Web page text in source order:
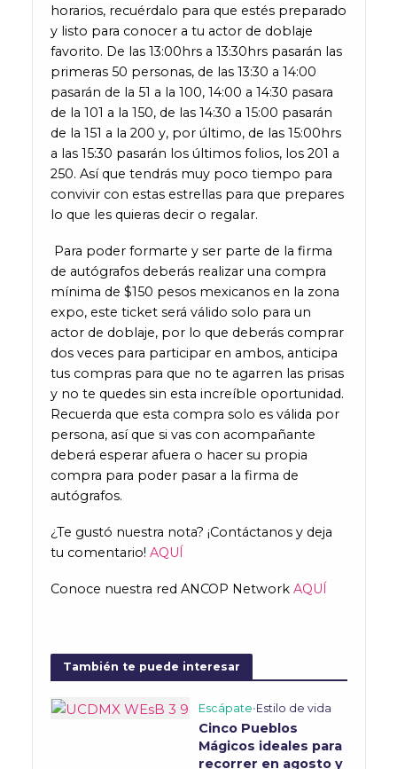
horarios, recuérdalo para que estés preparado
y listo para conocer a tu actor de doblaje
favorito. De las 13:00hrs a 13:30hrs pasarán las
primeras 50 personas, de las 13:30 a 14:00
pasarán de la 51 a la 100, 14:00 a 14:30 pasara
de la 101 a la 150, de las 14:30 a 15:00 pasarán
de la 151 a la 200 y, por último, de las 15:00hrs
a las 15:30 pasarán los últimos folios, los 201 a
250. Así que tendrás muy poco tiempo para
convivir con estas estrellas para que prepares
lo que les quieras decir o regalar.
Para poder formarte y ser parte de la firma
de autógrafos deberás realizar una compra
mínima de $150 pesos mexicanos en la zona
expo, este ticket será válido solo para un
actor de doblaje, por lo que deberás comprar
dos veces para participar en ambos, anticipa
tus compras para que no te agarren las prisas
y no te quedes sin esta increíble oportunidad.
Recuerda que esta compra solo es válida por
persona, así que si vas con acompañante
deberá esperar afuera o hacer su propia
compra para poder pasar a la firma de
autógrafos.
¿Te gustó nuestra nota? ¡Contáctanos y deja
tu comentario! AQUÍ
Conoce nuestra red ANCOP Network AQUÍ
También te puede interesar
Escápate•Estilo de vida
Cinco Pueblos
Mágicos ideales para
recorrer en agosto y